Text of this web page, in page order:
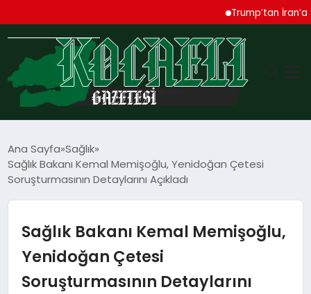
Trump’tan İran’a
TEKNOLOJI
SPOR
MAGAZIN
Ana Sayfa Sağlık
Sağlık Bakanı Kemal Memişoğlu, Yenidoğan Çetesi
Soruşturmasının Detaylarını Açıkladı
Sağlık Bakanı Kemal Memişoğlu,
Yenidoğan Çetesi
Soruşturmasının Detaylarını